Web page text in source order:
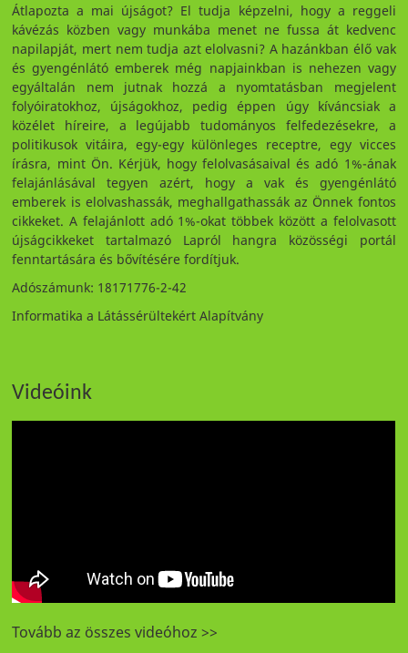
Átlapozta a mai újságot? El tudja képzelni, hogy a reggeli
kávézás közben vagy munkába menet ne fussa át kedvenc
napilapját, mert nem tudja azt elolvasni? A hazánkban élő vak
és gyengénlátó emberek még napjainkban is nehezen vagy
egyáltalán nem jutnak hozzá a nyomtatásban megjelent
folyóiratokhoz, újságokhoz, pedig éppen úgy kíváncsiak a
közélet híreire, a legújabb tudományos felfedezésekre, a
politikusok vitáira, egy-egy különleges receptre, egy vicces
írásra, mint Ön. Kérjük, hogy felolvasásaival és adó 1%-ának
felajánlásával tegyen azért, hogy a vak és gyengénlátó
emberek is elolvashassák, meghallgathassák az Önnek fontos
cikkeket. A felajánlott adó 1%-okat többek között a felolvasott
újságcikkeket tartalmazó Lapról hangra közösségi portál
fenntartására és bővítésére fordítjuk.
Adószámunk: 18171776-2-42
Informatika a Látássérültekért Alapítvány
Videóink
Tovább az összes videóhoz >>